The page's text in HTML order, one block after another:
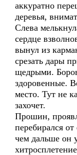
аккуратно
деревья,
Слева
сердце
вынул из
срезать дары
щедрыми.
здоровенные.
место. Тут не
захочет.
Прошин,
перебирался
чем дальше он